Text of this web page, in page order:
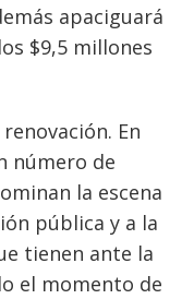
apaciguará
$9,5 millones
En
número de
la escena
pública y a la
tienen ante la
el momento de